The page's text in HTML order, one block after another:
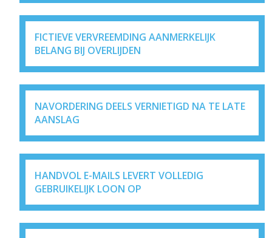
FICTIEVE VERVREEMDING AANMERKELIJK
BELANG BIJ OVERLIJDEN
NAVORDERING DEELS VERNIETIGD NA TE LATE
AANSLAG
HANDVOL E-MAILS LEVERT VOLLEDIG
GEBRUIKELIJK LOON OP